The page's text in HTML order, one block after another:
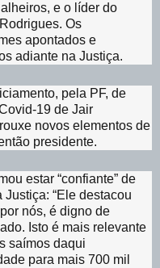
e o líder do
Os
apontados e
adiante na Justiça.
pela PF, de
19 de Jair
novos elementos de
presidente.
estar “confiante” de
“Ele destacou
nós, é digno de
Isto é mais relevante
saímos daqui
para mais 700 mil